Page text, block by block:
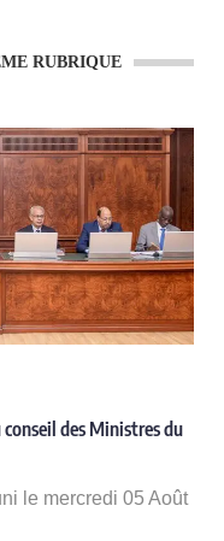
RUBRIQUE
des Ministres du
le mercredi 05 Août